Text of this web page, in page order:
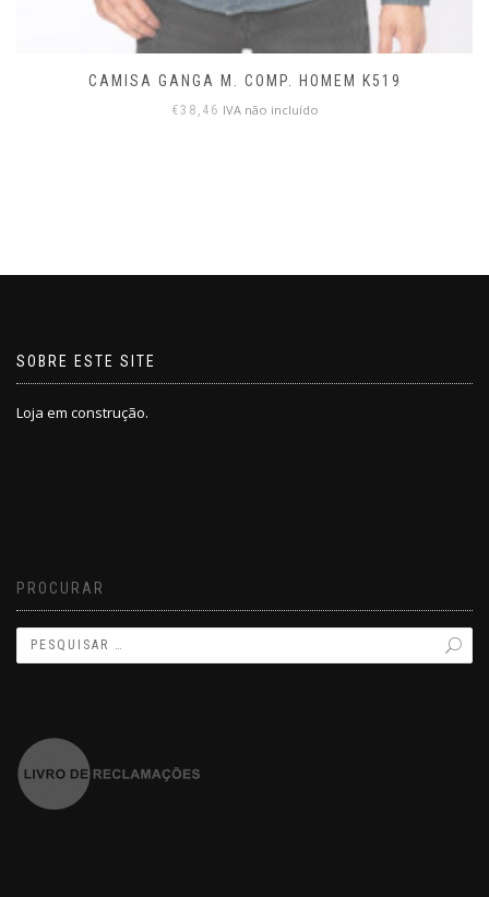
CAMISA GANGA M. COMP. HOMEM K519
€38,46 IVA não incluído
SOBRE ESTE SITE
Loja em construção.
PROCURAR